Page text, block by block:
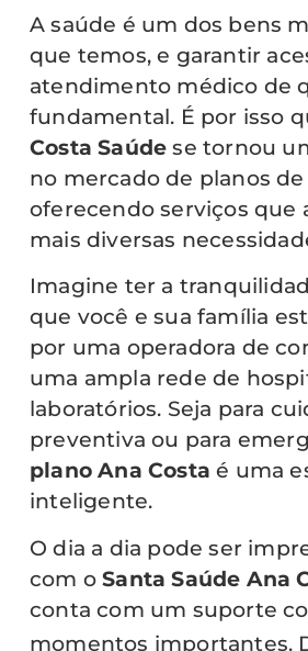
A saúde é um dos bens
que temos, e garantir
atendimento médico de
fundamental. É por isso
Costa Saúdese tornou
no mercado de planos de
oferecendo serviços que
mais diversas
Imagine ter a
que você e sua família
por uma operadora de
uma ampla rede de
laboratórios. Seja para
preventiva ou para
plano Ana Costa é uma
inteligente.
O dia a dia pode ser
com oSanta Saúde Ana
conta com um suporte
momentos importantes.